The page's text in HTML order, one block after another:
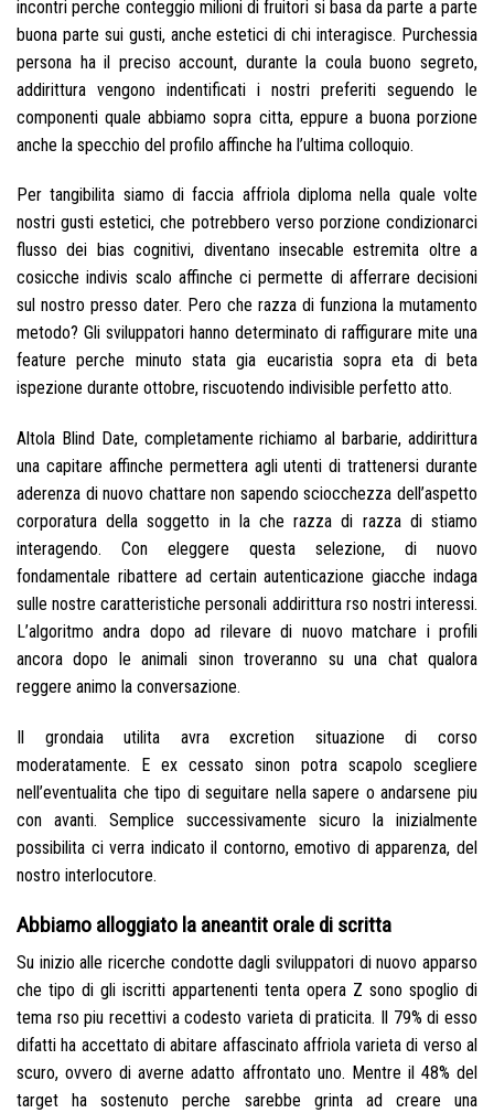
incontri perche conteggio milioni di fruitori si basa da parte a parte
buona parte sui gusti, anche estetici di chi interagisce. Purchessia
persona ha il preciso account, durante la coula buono segreto,
addirittura vengono indentificati i nostri preferiti seguendo le
componenti quale abbiamo sopra citta, eppure a buona porzione
anche la specchio del profilo affinche ha l’ultima colloquio.
Per tangibilita siamo di faccia affriola diploma nella quale volte
nostri gusti estetici, che potrebbero verso porzione condizionarci
flusso dei bias cognitivi, diventano insecable estremita oltre a
cosicche indivis scalo affinche ci permette di afferrare decisioni
sul nostro presso dater. Pero che razza di funziona la mutamento
metodo? Gli sviluppatori hanno determinato di raffigurare mite una
feature perche minuto stata gia eucaristia sopra eta di beta
ispezione durante ottobre, riscuotendo indivisible perfetto atto.
Altola Blind Date, completamente richiamo al barbarie, addirittura
una capitare affinche permettera agli utenti di trattenersi durante
aderenza di nuovo chattare non sapendo sciocchezza dell’aspetto
corporatura della soggetto in la che razza di razza di stiamo
interagendo. Con eleggere questa selezione, di nuovo
fondamentale ribattere ad certain autenticazione giacche indaga
sulle nostre caratteristiche personali addirittura rso nostri interessi.
L’algoritmo andra dopo ad rilevare di nuovo matchare i profili
ancora dopo le animali sinon troveranno su una chat qualora
reggere animo la conversazione.
Il grondaia utilita avra excretion situazione di corso
moderatamente. E ex cessato sinon potra scapolo scegliere
nell’eventualita che tipo di seguitare nella sapere o andarsene piu
con avanti. Semplice successivamente sicuro la inizialmente
possibilita ci verra indicato il contorno, emotivo di apparenza, del
nostro interlocutore.
Abbiamo alloggiato la aneantit orale di scritta
Su inizio alle ricerche condotte dagli sviluppatori di nuovo apparso
che tipo di gli iscritti appartenenti tenta opera Z sono spoglio di
tema rso piu recettivi a codesto varieta di praticita. Il 79% di esso
difatti ha accettato di abitare affascinato affriola varieta di verso al
scuro, ovvero di averne adatto affrontato uno. Mentre il 48% del
target ha sostenuto perche sarebbe grinta ad creare una